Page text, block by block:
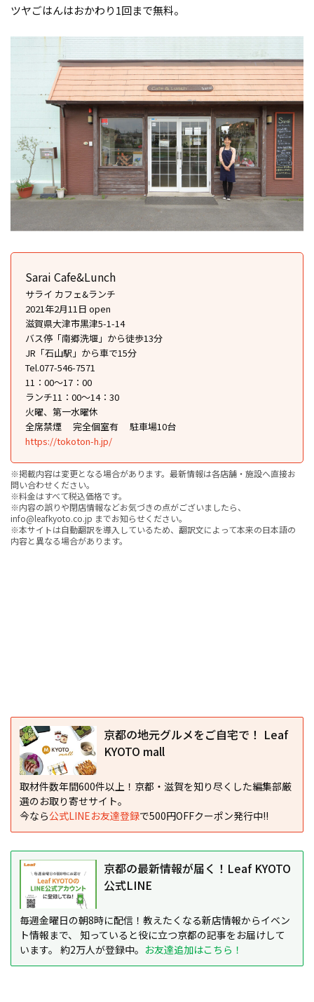
ツヤごはんはおかわり1回まで無料。
Sarai Cafe&Lunch
サライ カフェ&ランチ
2021年2月11日 open
滋賀県大津市黒津5-1-14
バス停「南郷洗堰」から徒歩13分
JR「石山駅」から車で15分
Tel.077-546-7571
11：00〜17：00
ランチ11：00〜14：30
火曜、第一水曜休
全席禁煙
完全個室有
駐車場10台
https://tokoton-h.jp/
※掲載内容は変更となる場合があります。最新情報は各店舗・施設へ直接お
問い合わせください。
※料金はすべて税込価格です。
※内容の誤りや閉店情報などお気づきの点がございましたら、
info@leafkyoto.co.jp までお知らせください。
※本サイトは自動翻訳を導入しているため、翻訳文によって本来の日本語の
内容と異なる場合があります。
京都の地元グルメをご自宅で！ Leaf
KYOTO mall
取材件数年間600件以上！京都・滋賀を知り尽くした編集部厳
選のお取り寄せサイト。
今なら公式LINEお友達登録で500円OFFクーポン発行中!!
京都の最新情報が届く！Leaf KYOTO
公式LINE
毎週金曜日の朝8時に配信！教えたくなる新店情報からイベン
ト情報まで、 知っていると役に立つ京都の記事をお届けして
います。 約2万人が登録中。 お友達追加はこちら！